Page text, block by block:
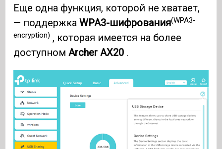
Еще одна функция, которой не хватает,
— поддержкаWPA3-шифрования(WPA3-
encryption) , которая имеется на более
доступномArcher AX20 .